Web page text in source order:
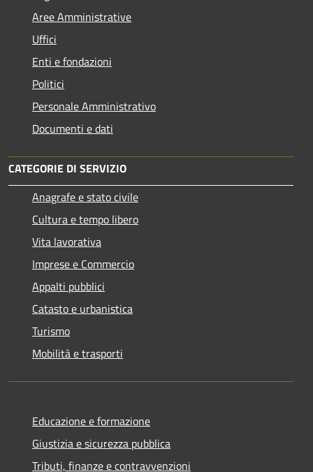
Aree Amministrative
Uffici
Enti e fondazioni
Politici
Personale Amministrativo
Documenti e dati
CATEGORIE DI SERVIZIO
Anagrafe e stato civile
Cultura e tempo libero
Vita lavorativa
Imprese e Commercio
Appalti pubblici
Catasto e urbanistica
Turismo
Mobilità e trasporti
Educazione e formazione
Giustizia e sicurezza pubblica
Tributi, finanze e contravvenzioni